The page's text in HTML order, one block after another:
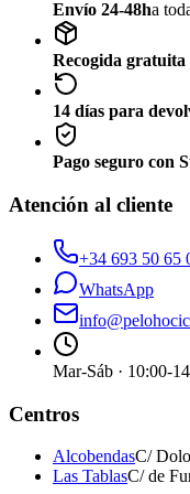
Envío 24-48ha
Recogida gratuita
14 días para
Pago seguro con
Atención al cliente
+34 693 50 65
WhatsApp
Mar-Sáb · 10:00-
Centros
AlcobendasC/
Las TablasC/ de